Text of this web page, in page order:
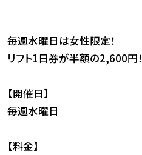
毎週水曜日は女性限定！
リフト1日券が半額の2,600円！
【開催日】
毎週水曜日
【料金】